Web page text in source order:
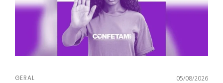
GERAL 05/08/2026